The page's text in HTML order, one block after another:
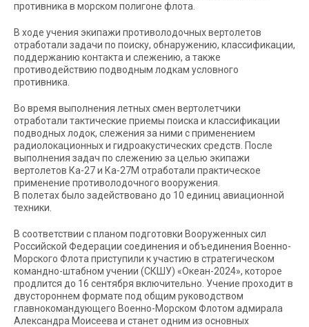
противника в морском полигоне флота.
В ходе учения экипажи противолодочных вертолетов
отработали задачи по поиску, обнаружению, классификации,
поддержанию контакта и слежению, а также
противодействию подводным лодкам условного
противника.
Во время выполнения летных смен вертолетчики
отработали тактические приемы поиска и классификации
подводных лодок, слежения за ними с применением
радиолокационных и гидроакустических средств. После
выполнения задач по слежению за целью экипажи
вертолетов Ка-27 и Ка-27М отработали практическое
применение противолодочного вооружения.
В полетах было задействовано до 10 единиц авиационной
техники.
В соответствии с планом подготовки Вооруженных сил
Российской Федерации соединения и объединения Военно-
Морского Флота приступили к участию в стратегическом
командно-штабном учении (СКШУ) «Океан-2024», которое
продлится до 16 сентября включительно. Учение проходит в
двустороннем формате под общим руководством
главнокомандующего Военно-Морском Флотом адмирала
Александра Моисеева и станет одним из основных